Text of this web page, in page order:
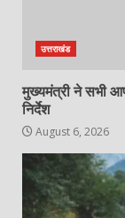
उत्तराखंड
मुख्यमंत्री ने सभी
निर्देश
August 6, 2026